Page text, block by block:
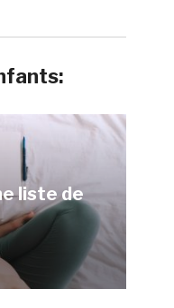
liste de